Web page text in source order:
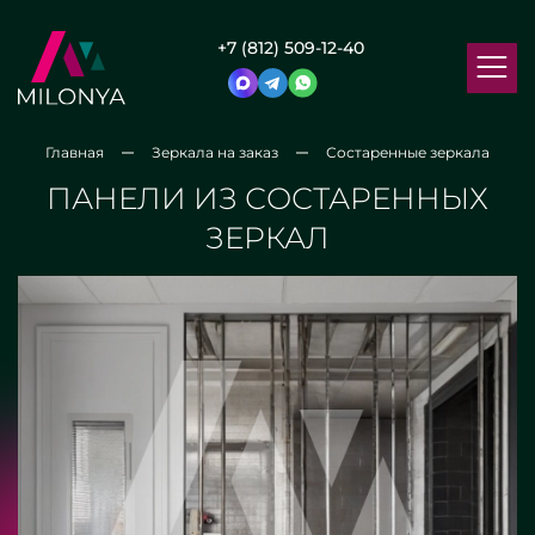
+7 (812) 509-12-40
Главная Зеркала на заказ Состаренные зеркала
ПАНЕЛИ ИЗ СОСТАРЕННЫХ
ЗЕРКАЛ